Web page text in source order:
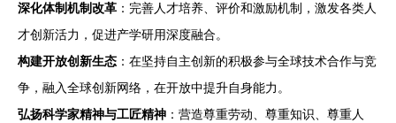
深化体制机制改革 ：完善人才培养、评价和激励机制，激发各类人
才创新活力，促进产学研用深度融合。
构建开放创新生态 ：在坚持自主创新的积极参与全球技术合作与竞
争，融入全球创新网络，在开放中提升自身能力。
弘扬科学家精神与工匠精神 ：营造尊重劳动、尊重知识、尊重人